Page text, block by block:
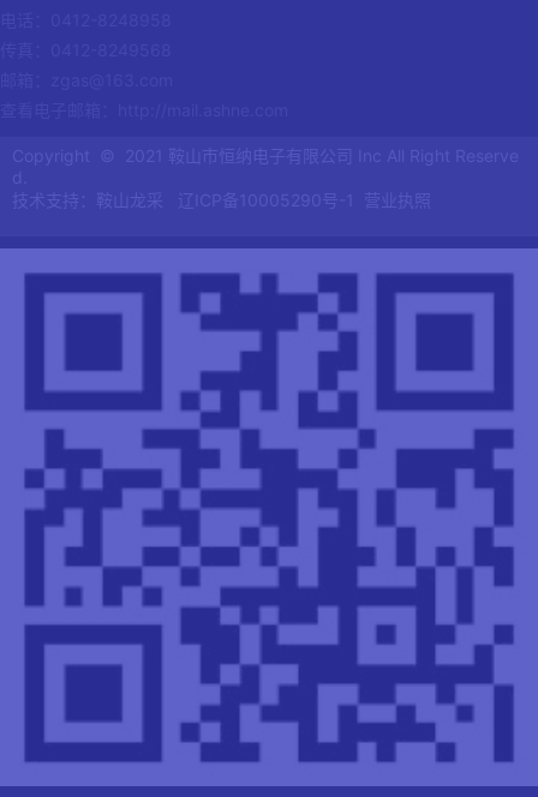
Copyright © 2021 鞍山市恒纳电子有限公司 Inc All Right Reserve
d.
技术支持：鞍山龙采
辽ICP备10005290号-1 营业执照